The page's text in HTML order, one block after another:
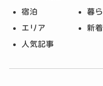
宿泊 暮
エリア 新
人気記事